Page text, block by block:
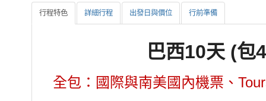
行程特色 詳細行程 出發日與價位 行前準備
巴西10天 (包
全包：國際與南美國內機票、